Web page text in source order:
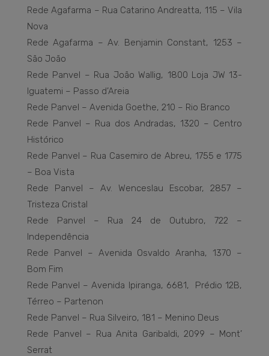
Rede Agafarma – Rua Catarino Andreatta, 115 – Vila
Nova
Rede Agafarma – Av. Benjamin Constant, 1253 –
São João
Rede Panvel – Rua João Wallig, 1800 Loja JW 13-
Iguatemi – Passo d’Areia
Rede Panvel – Avenida Goethe, 210 – Rio Branco
Rede Panvel – Rua dos Andradas, 1320 – Centro
Histórico
Rede Panvel – Rua Casemiro de Abreu, 1755 e 1775
– Boa Vista
Rede Panvel – Av. Wenceslau Escobar, 2857 –
Tristeza Cristal
Rede Panvel – Rua 24 de Outubro, 722 –
Independência
Rede Panvel – Avenida Osvaldo Aranha, 1370 –
Bom Fim
Rede Panvel – Avenida Ipiranga, 6681, Prédio 12B,
Térreo – Partenon
Rede Panvel – Rua Silveiro, 181 – Menino Deus
Rede Panvel – Rua Anita Garibaldi, 2099 – Mont’
Serrat